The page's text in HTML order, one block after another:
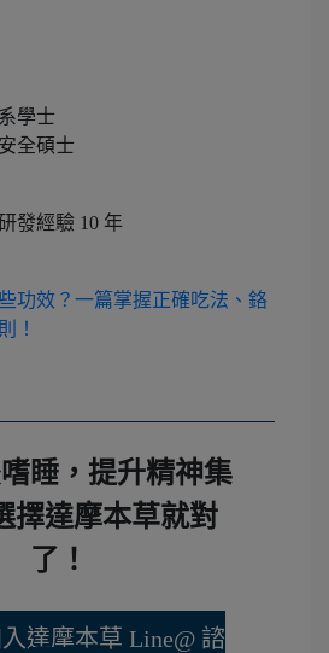
學士
全碩士
發經驗 10 年
功效？一篇掌握正確吃法、鉻
！
睡，提升精神集
擇達摩本草就對
了！
達摩本草 Line@ 諮